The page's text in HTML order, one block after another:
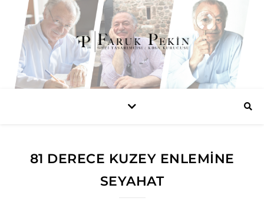
81 DERECE KUZEY ENLEMINE
SEYAHAT